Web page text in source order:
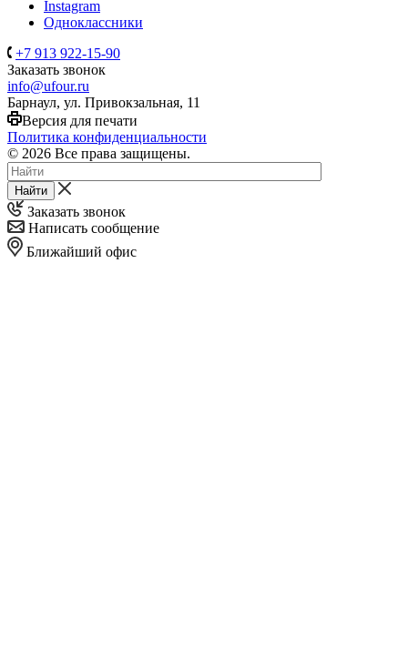
Instagram
Одноклассники
+7 913 922-15-90
Заказать звонок
info@ufour.ru
Барнаул, ул. Привокзальная, 11
Версия для печати
Политика конфиденциальности
© 2026 Все права защищены.
Найти
Заказать звонок
Написать сообщение
Ближайший офис